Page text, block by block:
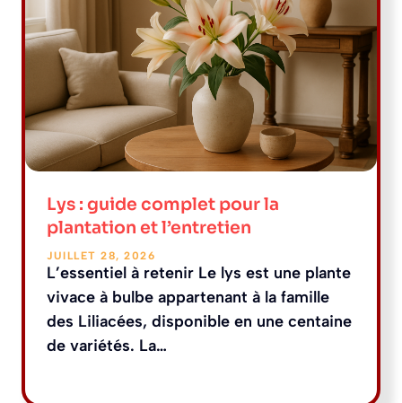
Lys : guide complet pour la
plantation et l’entretien
JUILLET 28, 2026
L’essentiel à retenir Le lys est une plante
vivace à bulbe appartenant à la famille
des Liliacées, disponible en une centaine
de variétés. La…